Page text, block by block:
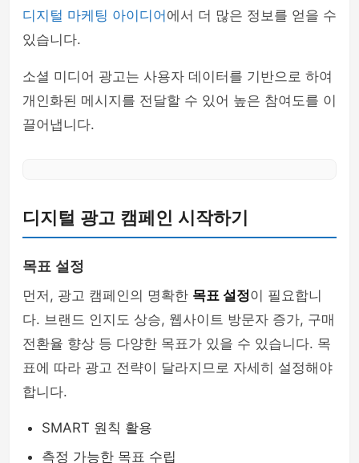
디지털 마케팅 아이디어 에서 더 많은 정보를 얻을 수
있습니다.
소셜 미디어 광고는 사용자 데이터를 기반으로 하여
개인화된 메시지를 전달할 수 있어 높은 참여도를 이
끌어냅니다.
디지털 광고 캠페인 시작하기
목표 설정
먼저, 광고 캠페인의 명확한 목표 설정이 필요합니
다. 브랜드 인지도 상승, 웹사이트 방문자 증가, 구매
전환율 향상 등 다양한 목표가 있을 수 있습니다. 목
표에 따라 광고 전략이 달라지므로 자세히 설정해야
합니다.
SMART 원칙 활용
측정 가능한 목표 수립